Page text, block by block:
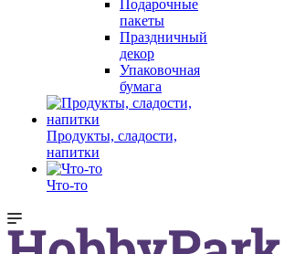
Подарочные
пакеты
Праздничный
декор
Упаковочная
бумага
Продукты, сладости,
напитки
Что-то